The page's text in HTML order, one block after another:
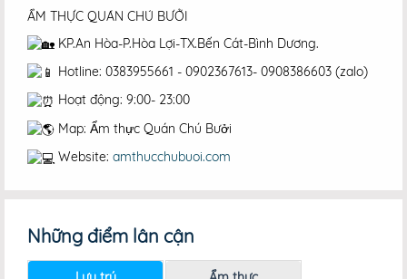
ẨM THỰC QUÁN CHÚ BƯỞI
KP.An Hòa-P.Hòa Lợi-TX.Bến Cát-Bình Dương.
Hotline: 0383955661 - 0902367613- 0908386603 (zalo)
Hoạt động: 9:00- 23:00
Map: Ẩm thực Quán Chú Bưởi
Website: amthucchubuoi.com
Những điểm lân cận